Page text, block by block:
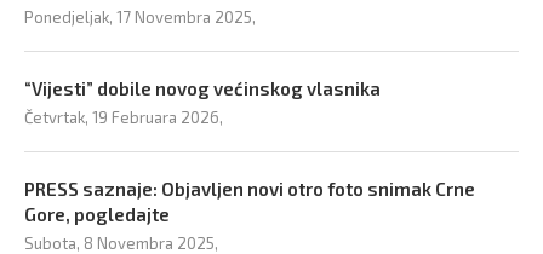
Ponedjeljak, 17 Novembra 2025,
“Vijesti” dobile novog većinskog vlasnika
Četvrtak, 19 Februara 2026,
PRESS saznaje: Objavljen novi otro foto snimak Crne
Gore, pogledajte
Subota, 8 Novembra 2025,